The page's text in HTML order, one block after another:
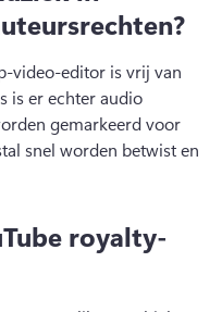
video-editor is vrij van
is er echter audio
gemarkeerd voor
snel worden betwist en
royalty-